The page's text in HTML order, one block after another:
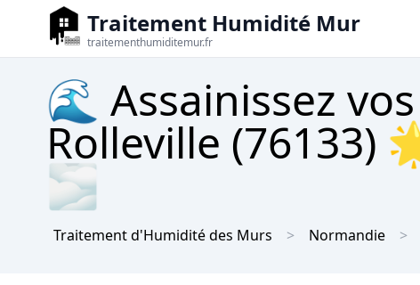
Traitement Humidité Mur
traitementhumiditemur.fr
🌊 Assainissez
Rolleville (76133)
🌫
Traitement d'Humidité des Murs Normandie